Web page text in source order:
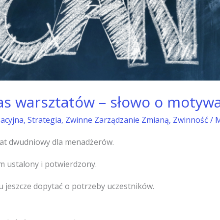
warsztatów – słowo o
, Strategia, Zwinne Zarządzanie Zmianą, Zwinność /
dwudniowy dla menadżerów.
ustalony i potwierdzony.
jeszcze dopytać o potrzeby uczestników.